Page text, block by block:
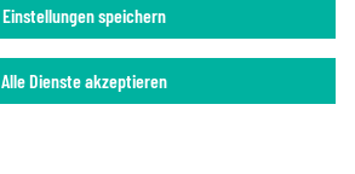
Alle Dienste akzeptieren
Einstellungen speichern